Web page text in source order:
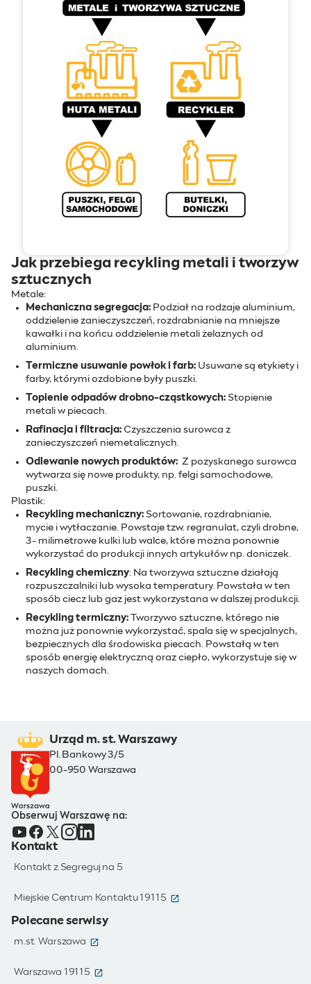
Jak przebiega recykling metali i tworzyw
sztucznych
Metale:
Mechaniczna segregacja: Podział na rodzaje aluminium,
oddzielenie zanieczyszczeń, rozdrabnianie na mniejsze
kawałki i na końcu oddzielenie metali żelaznych od
aluminium.
Termiczne usuwanie powłok i farb: Usuwane są etykiety i
farby, którymi ozdobione były puszki.
Topienie odpadów drobno-cząstkowych: Stopienie
metali w piecach.
Rafinacja i filtracja: Czyszczenia surowca z
zanieczyszczeń niemetalicznych.
Odlewanie nowych produktów: Z pozyskanego surowca
wytwarza się nowe produkty, np. felgi samochodowe,
puszki.
Plastik:
Recykling mechaniczny: Sortowanie, rozdrabnianie,
mycie i wytłaczanie. Powstaje tzw. regranulat, czyli drobne,
3- milimetrowe kulki lub walce, które można ponownie
wykorzystać do produkcji innych artykułów np. doniczek.
Recykling chemiczny: Na tworzywa sztuczne działają
rozpuszczalniki lub wysoka temperatury. Powstała w ten
sposób ciecz lub gaz jest wykorzystana w dalszej produkcji.
Recykling termiczny: Tworzywo sztuczne, którego nie
można już ponownie wykorzystać, spala się w specjalnych,
bezpiecznych dla środowiska piecach. Powstałą w ten
sposób energię elektryczną oraz ciepło, wykorzystuje się w
naszych domach.
Urząd m. st. Warszawy
Pl. Bankowy 3/5
00-950 Warszawa
Obserwuj Warszawę na:
Kontakt
Kontakt z Segreguj na 5
Miejskie Centrum Kontaktu 19115 (otwiera się w nowym oknie)
Polecane serwisy
m.st. Warszawa (otwiera się w nowym oknie)
Warszawa 19115 (otwiera się w nowym oknie)